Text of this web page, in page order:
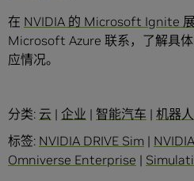
在 NVIDIA 的 Microsoft Ignite
Microsoft Azure 联系，了解具
应情况。
分类: 云 | 企业 | 智能汽车 | 机器人
标签: NVIDIA DRIVE Sim |
Omniverse Enterprise |